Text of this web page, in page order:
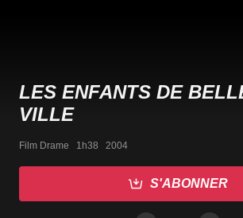
LES ENFANTS DE
VILLE
Film Drame   1h38   2004
S'ABONNER